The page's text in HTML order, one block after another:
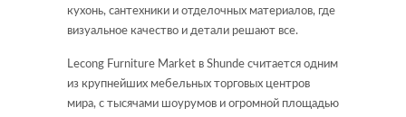
кухонь, сантехники и отделочных материалов, где
визуальное качество и детали решают все.
Lecong Furniture Market в Shunde считается одним
из крупнейших мебельных торговых центров
мира, с тысячами шоурумов и огромной площадью